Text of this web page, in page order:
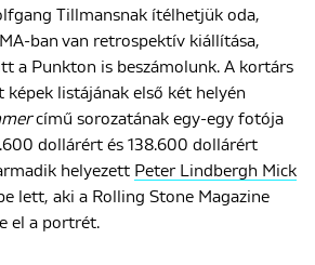
Tillmansnak ítélhetjük oda,
ban van retrospektív kiállítása,
a Punkton is beszámolunk. A kortárs
képek listájának első két helyén
című sorozatának egy-egy fotója
dollárért és 138.600 dollárért
helyezett Peter Lindbergh Mick
lett, aki a Rolling Stone Magazine
el a portrét.